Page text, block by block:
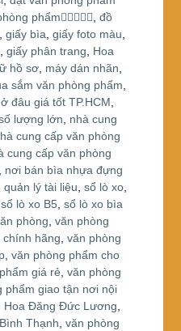
phẩm ,đồ
giấy bìa giấy foto màu
,giấy phân trang
Hoa
hồ sơ máy dán nhãn
sắm văn phòng phẩm
đâu giá tốt TP.HCM
lượng lớn
nhà cung
cung cấp văn phòng
cung cấp văn phòng
nơi bán bìa nhựa đựng
quản lý tài liệu sổ lò xo,
,sổ lò xo B5 ,sổ lò xo bìa
phòng ,văn phòng
chính hãng ,văn phòng
, văn phòng phẩm cho
giá rẻ văn phòng
phẩm giao tận nơi nội
Hoa Đăng Đức Lương
Thạnh văn phòng